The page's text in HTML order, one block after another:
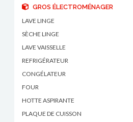
GROS ÉLECTROMÉNAGER
LAVE LINGE
SÈCHE LINGE
LAVE VAISSELLE
REFRIGÉRATEUR
CONGÉLATEUR
FOUR
HOTTE ASPIRANTE
PLAQUE DE CUISSON